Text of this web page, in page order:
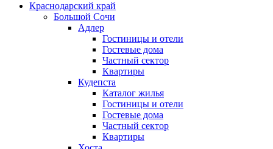
Краснодарский край
Большой Сочи
Адлер
Гостиницы и отели
Гостевые дома
Частный сектор
Квартиры
Кудепста
Каталог жилья
Гостиницы и отели
Гостевые дома
Частный сектор
Квартиры